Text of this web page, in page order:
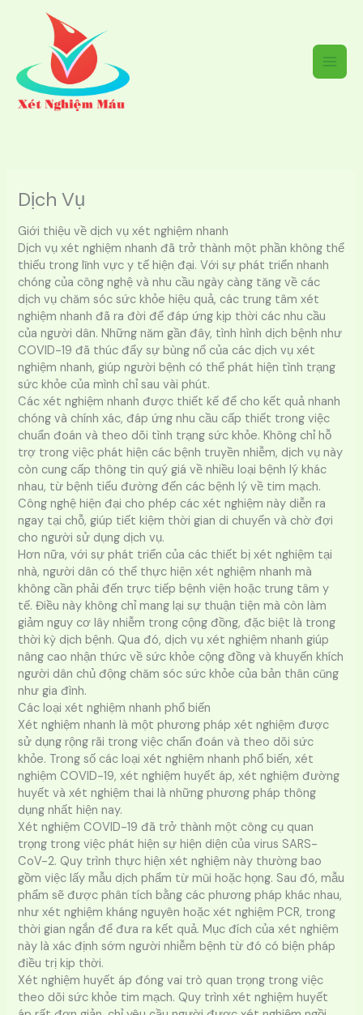
Dịch Vụ
Giới thiệu về dịch vụ xét nghiệm nhanh
Dịch vụ xét nghiệm nhanh đã trở thành một phần không thể
thiếu trong lĩnh vực y tế hiện đại. Với sự phát triển nhanh
chóng của công nghệ và nhu cầu ngày càng tăng về các
dịch vụ chăm sóc sức khỏe hiệu quả, các trung tâm xét
nghiệm nhanh đã ra đời để đáp ứng kịp thời các nhu cầu
của người dân. Những năm gần đây, tình hình dịch bệnh như
COVID-19 đã thúc đẩy sự bùng nổ của các dịch vụ xét
nghiệm nhanh, giúp người bệnh có thể phát hiện tình trạng
sức khỏe của mình chỉ sau vài phút.
Các xét nghiệm nhanh được thiết kế để cho kết quả nhanh
chóng và chính xác, đáp ứng nhu cầu cấp thiết trong việc
chuẩn đoán và theo dõi tình trạng sức khỏe. Không chỉ hỗ
trợ trong việc phát hiện các bệnh truyền nhiễm, dịch vụ này
còn cung cấp thông tin quý giá về nhiều loại bệnh lý khác
nhau, từ bệnh tiểu đường đến các bệnh lý về tim mạch.
Công nghệ hiện đại cho phép các xét nghiệm này diễn ra
ngay tại chỗ, giúp tiết kiệm thời gian di chuyển và chờ đợi
cho người sử dụng dịch vụ.
Hơn nữa, với sự phát triển của các thiết bị xét nghiệm tại
nhà, người dân có thể thực hiện xét nghiệm nhanh mà
không cần phải đến trực tiếp bệnh viện hoặc trung tâm y
tế. Điều này không chỉ mang lại sự thuận tiện mà còn làm
giảm nguy cơ lây nhiễm trong cộng đồng, đặc biệt là trong
thời kỳ dịch bệnh. Qua đó, dịch vụ xét nghiệm nhanh giúp
nâng cao nhận thức về sức khỏe cộng đồng và khuyến khích
người dân chủ động chăm sóc sức khỏe của bản thân cũng
như gia đình.
Các loại xét nghiệm nhanh phổ biến
Xét nghiệm nhanh là một phương pháp xét nghiệm được
sử dụng rộng rãi trong việc chẩn đoán và theo dõi sức
khỏe. Trong số các loại xét nghiệm nhanh phổ biến, xét
nghiệm COVID-19, xét nghiệm huyết áp, xét nghiệm đường
huyết và xét nghiệm thai là những phương pháp thông
dụng nhất hiện nay.
Xét nghiệm COVID-19 đã trở thành một công cụ quan
trọng trong việc phát hiện sự hiện diện của virus SARS-
CoV-2. Quy trình thực hiện xét nghiệm này thường bao
gồm việc lấy mẫu dịch phẩm từ mũi hoặc họng. Sau đó, mẫu
phẩm sẽ được phân tích bằng các phương pháp khác nhau,
như xét nghiệm kháng nguyên hoặc xét nghiệm PCR, trong
thời gian ngắn để đưa ra kết quả. Mục đích của xét nghiệm
này là xác định sớm người nhiễm bệnh từ đó có biện pháp
điều trị kịp thời.
Xét nghiệm huyết áp đóng vai trò quan trọng trong việc
theo dõi sức khỏe tim mạch. Quy trình xét nghiệm huyết